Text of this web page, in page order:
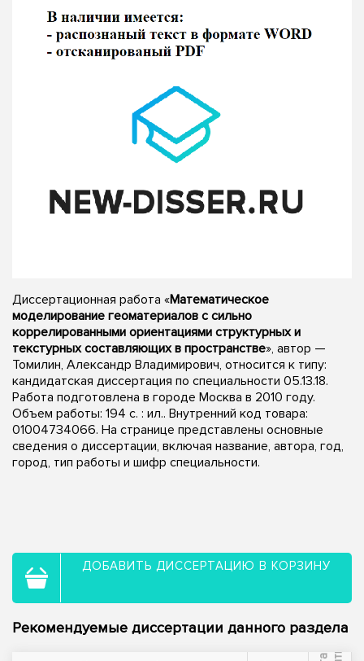
Диссертационная работа «Математическое
моделирование геоматериалов с сильно
коррелированными ориентациями структурных и
текстурных составляющих в пространстве», автор —
Томилин, Александр Владимирович, относится к типу:
кандидатская диссертация по специальности 05.13.18.
Работа подготовлена в городе Москва в 2010 году.
Объем работы: 194 с. : ил.. Внутренний код товара:
01004734066. На странице представлены основные
сведения о диссертации, включая название, автора, год,
город, тип работы и шифр специальности.
ДОБАВИТЬ ДИССЕРТАЦИЮ В КОРЗИНУ
Рекомендуемые диссертации данного раздела